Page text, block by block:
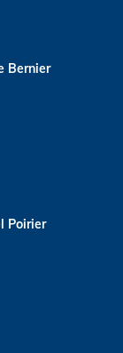
Bernier
Poirier